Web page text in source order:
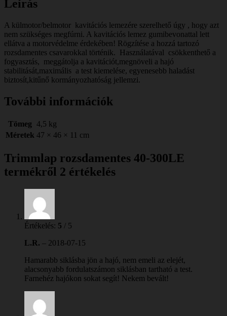
Leírás
A külmotor/belmotor kavitációs lemezére szerelhető úgy , hogy azt
nem szükséges megfúrni. A kavitációs lemez gumibevonattal lett
ellátva a motorvédelme érdekében! Rögzítése a hozzá tartozó
rozsdamentes csavarokkal történik. Használatával csökkenthető a
fogyasztás, meggátolja a kavitációt,megnöveli a hajó
stabilitását,maximális a test kiemelése, egyenesebb haladást
biztosít,kitűnő kormányozhatóság jellemzi.
További információk
Tömeg 4,5 kg
Méretek 47 × 46 × 11 cm
Trimmlap rozsdamentes 40-300LE
termékről 2 értékelés
Értékelés: 5 / 5
L.R. – 2018-07-15
Hamarabb siklásba jön a hajó, nem emeli az elejét,
alacsonyabb fordulatszámon siklásban tartható a test.
Farnehéz hajókon sokat segít! Nekem bevált!